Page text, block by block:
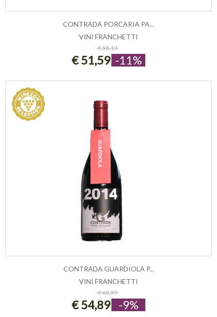
ESAURITO
CONTRADA PORCARIA PA...
VINI FRANCHETTI
€ 58,19
€ 51,59 -11%
ESAURITO
CONTRADA GUARDIOLA P...
VINI FRANCHETTI
€ 60,39
€ 54,89 -9%